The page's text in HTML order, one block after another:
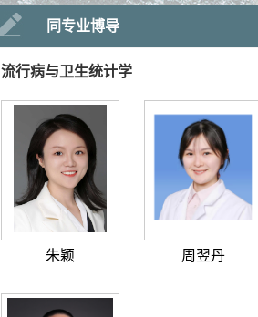
同专业博导
流行病与卫生统计学
朱颖 周翌丹